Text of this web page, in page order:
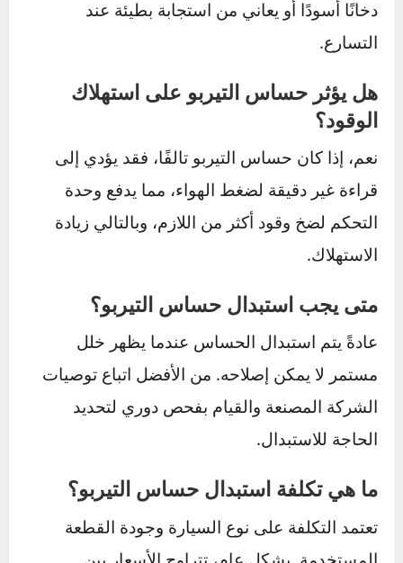
بتطبيق هذه النصائح، يمكنك الحفاظ على كفاءة
سيارتك وضمان عمر أطول للمحرك ونظام التيربو.
الأسئلة الشائعة
ما هي وظيفة حساس التيربو؟
حساس التيربو يقيس ضغط الهواء الناتج عن
الشاحن التوربيني ويرسل البيانات إلى وحدة
الوقود. يضمن ذلك تحسين كفاءة الاحتراق والأداء
كيف أعرف أن حساس التيربو بحاجة
للصيانة؟
يمكنك ملاحظة علامات مثل انخفاض أداء المحرك،
زيادة استهلاك الوقود، أو ظهور ضوء “Check
Engine” على لوحة القيادة. كما قد يصدر المحرك
دخانًا أسودًا أو يعاني من استجابة بطيئة عند